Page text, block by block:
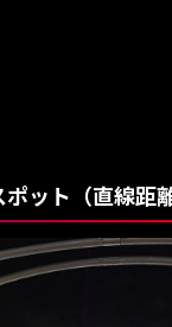
ット（直線距離